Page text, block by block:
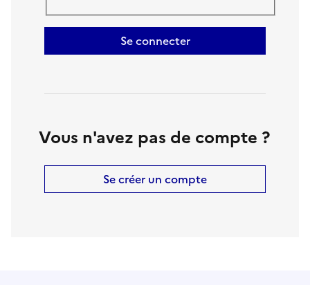
Se connecter
Vous n'avez pas de compte ?
Se créer un compte